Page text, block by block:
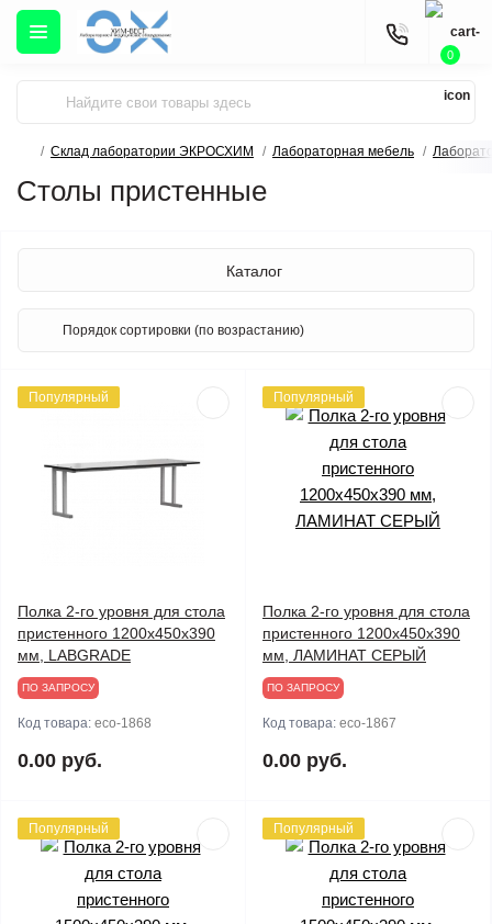
0
Склад лаборатории ЭКРОСХИМ Лабораторная мебель
Столы пристенные
Каталог
Популярный
Полка 2-го уровня для стола
пристенного 1200х450х390
мм, LABGRADE
ПО ЗАПРОСУ
Код товара: eco-1868
0.00 руб.
Популярный
Полка 2-го уровня для стола
пристенного 1200х450х390
мм, ЛАМИНАТ СЕРЫЙ
ПО ЗАПРОСУ
Код товара: eco-1867
0.00 руб.
Популярный Популярный